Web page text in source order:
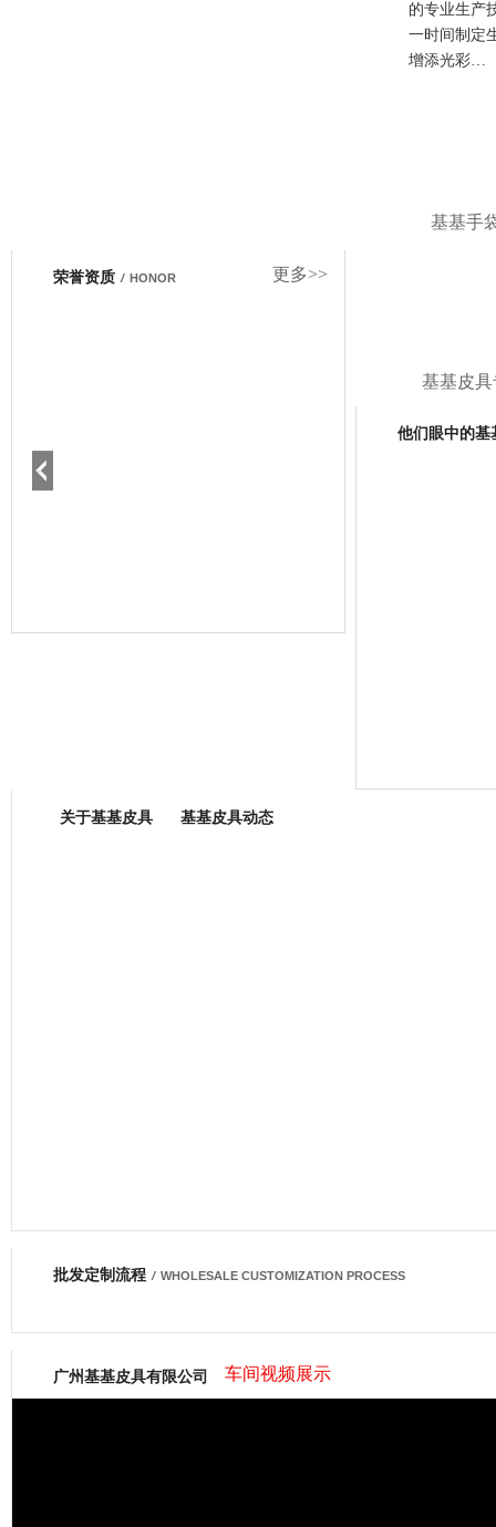
的专业生产
一时间制定
增添光彩…
基基手
基基皮
更多>>
荣誉资质 / HONOR
网商会会员
他们眼中的基
关于基基皮具 基基皮具动态
批发定制流程 / WHOLESALE CUSTOMIZATION PROCESS
广州基基皮具有限公司 车间视频展示